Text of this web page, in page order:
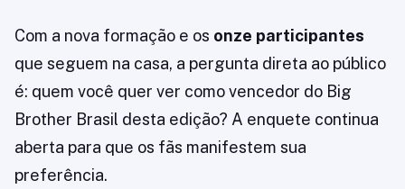
Com a nova formação e os onze participantes
que seguem na casa, a pergunta direta ao público
é: quem você quer ver como vencedor do Big
Brother Brasil desta edição? A enquete continua
aberta para que os fãs manifestem sua
preferência.